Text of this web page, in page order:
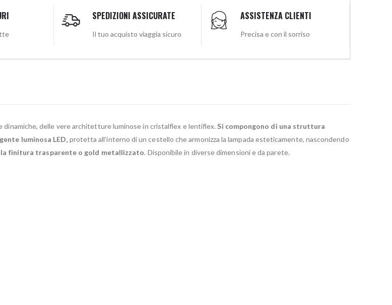
SPEDIZIONI ASSICURATE
Il tuo acquisto viaggia sicuro
ASSISTENZA CLIENTI
Precisa e con il sorriso
dinamiche, delle vere architetture luminose in cristalflex e lentiflex. Si compongono di una struttura
luminosa LED, protetta all’interno di un cestello che armonizza la lampada esteticamente, nascondendo
finitura trasparente o gold metallizzato. Disponibile in diverse dimensioni e da parete.